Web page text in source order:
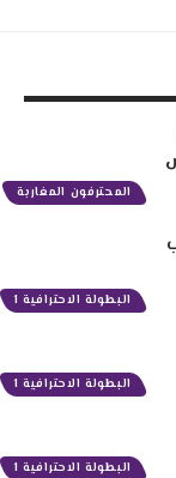
المحترفون المغاربة
البطولة الاحترافية 1
البطولة الاحترافية 1
البطولة الاحترافية 1